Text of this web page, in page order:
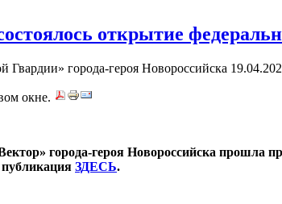
открытие
города-героя Новороссийска
города-героя Новороссийска прошла
ЗДЕСЬ.